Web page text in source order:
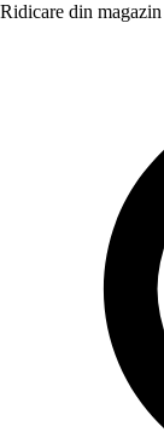
Ridicare din